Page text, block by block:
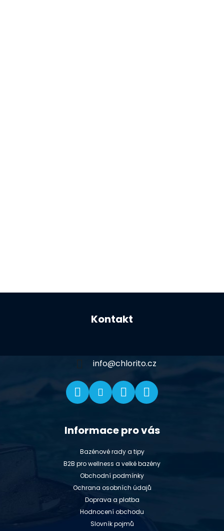
Kontakt
info@chlorito.cz
Informace pro vás
Bazénové rady a tipy
B2B pro wellness a velké bazény
Obchodní podmínky
Ochrana osobních údajů
Doprava a platba
Hodnocení obchodu
Slovník pojmů